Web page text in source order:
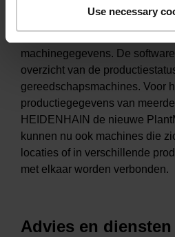
Use necessary
de werkplaats. Hiertoe behoort
machinegegevens. De
overzicht van de
gereedschapsmachines. Voor
productiegegevens van
HEIDENHAIN de nieuwe
kunnen nu ook machines die
locaties of in verschillende
met elkaar worden verbonden.
Advies en